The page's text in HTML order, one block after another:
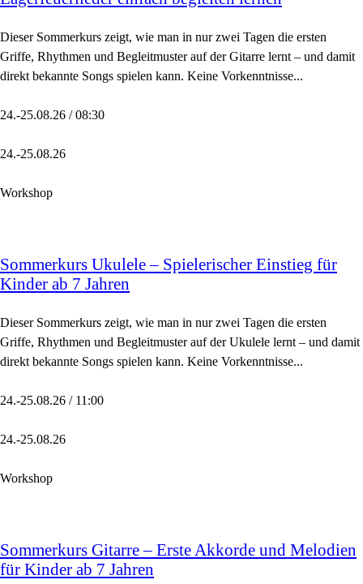
Dieser Sommerkurs zeigt, wie man in nur zwei Tagen die ersten
Griffe, Rhythmen und Begleitmuster auf der Gitarre lernt – und damit
direkt bekannte Songs spielen kann. Keine Vorkenntnisse...
24.-25.08.26 / 08:30
24.-25.08.26
Workshop
Sommerkurs Ukulele – Spielerischer Einstieg für
Kinder ab 7 Jahren
Dieser Sommerkurs zeigt, wie man in nur zwei Tagen die ersten
Griffe, Rhythmen und Begleitmuster auf der Ukulele lernt – und damit
direkt bekannte Songs spielen kann. Keine Vorkenntnisse...
24.-25.08.26 / 11:00
24.-25.08.26
Workshop
Sommerkurs Gitarre – Erste Akkorde und Melodien
für Kinder ab 7 Jahren